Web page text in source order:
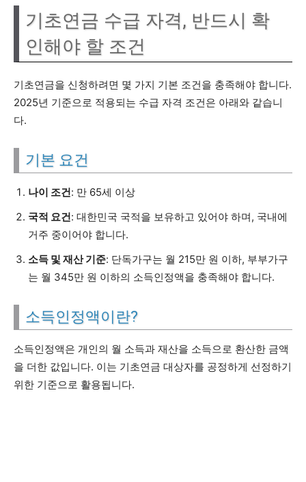
기초연금 수급 자격, 반드시 확
인해야 할 조건
기초연금을 신청하려면 몇 가지 기본 조건을 충족해야 합니다.
2025년 기준으로 적용되는 수급 자격 조건은 아래와 같습니
다.
기본 요건
나이 조건: 만 65세 이상
국적 요건: 대한민국 국적을 보유하고 있어야 하며, 국내에
거주 중이어야 합니다.
소득 및 재산 기준: 단독가구는 월 215만 원 이하, 부부가구
는 월 345만 원 이하의 소득인정액을 충족해야 합니다.
소득인정액이란?
소득인정액은 개인의 월 소득과 재산을 소득으로 환산한 금액
을 더한 값입니다. 이는 기초연금 대상자를 공정하게 선정하기
위한 기준으로 활용됩니다.